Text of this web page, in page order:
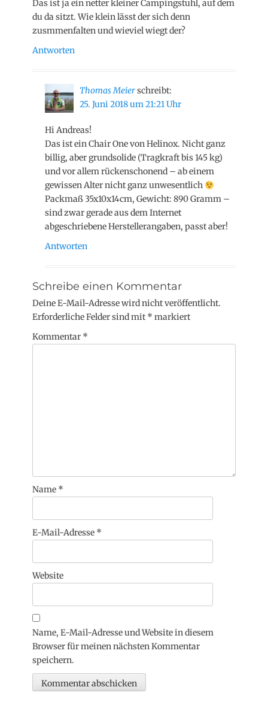
Das ist ja ein netter kleiner Campingstuhl, auf dem
du da sitzt. Wie klein lässt der sich denn
zusmmenfalten und wieviel wiegt der?
Antworten
Thomas Meierschreibt:
25. Juni 2018 um 21:21 Uhr
Hi Andreas!
Das ist ein Chair One von Helinox. Nicht ganz
billig, aber grundsolide (Tragkraft bis 145 kg)
und vor allem rückenschonend – ab einem
gewissen Alter nicht ganz unwesentlich
Packmaß 35x10x14cm, Gewicht: 890 Gramm –
sind zwar gerade aus dem Internet
abgeschriebene Herstellerangaben, passt aber!
Antworten
Schreibe einen Kommentar
Deine E-Mail-Adresse wird nicht veröffentlicht.
Erforderliche Felder sind mit * markiert
Kommentar *
Name *
E-Mail-Adresse *
Website
Name, E-Mail-Adresse und Website in diesem
Browser für meinen nächsten Kommentar
speichern.